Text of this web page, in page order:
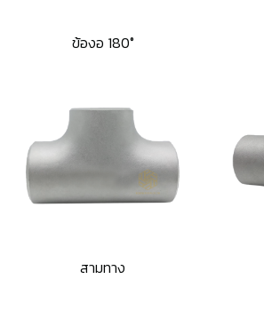
ข้องอ 180°
สามทาง